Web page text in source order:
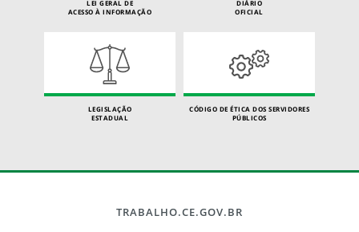
LEI GERAL DE
ACESSO À INFORMAÇÃO
DIÁRIO
OFICIAL
LEGISLAÇÃO
ESTADUAL
CÓDIGO DE ÉTICA DOS SERVIDORES
PÚBLICOS
TRABALHO.CE.GOV.BR